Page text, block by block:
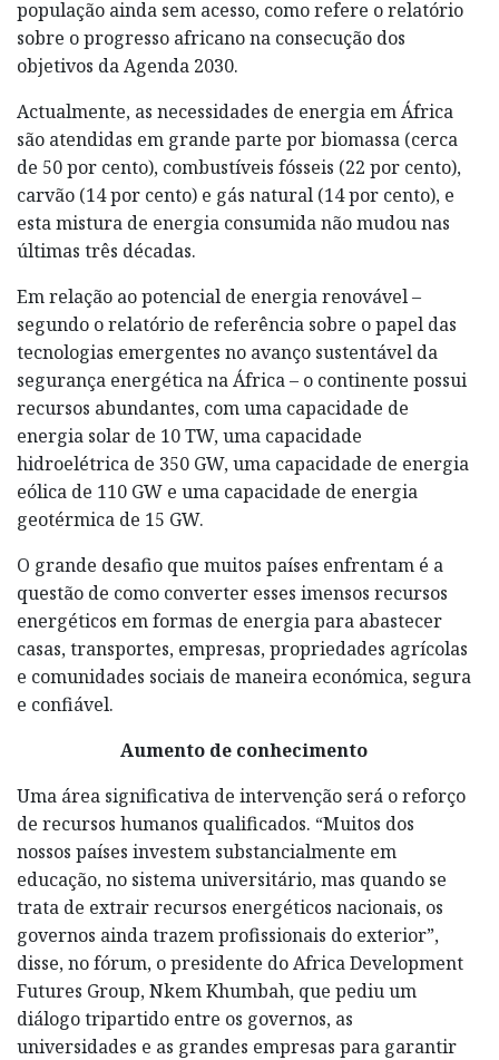
população ainda sem acesso, como refere o relatório
sobre o progresso africano na consecução dos
objetivos da Agenda 2030.
Actualmente, as necessidades de energia em África
são atendidas em grande parte por biomassa (cerca
de 50 por cento), combustíveis fósseis (22 por cento),
carvão (14 por cento) e gás natural (14 por cento), e
esta mistura de energia consumida não mudou nas
últimas três décadas.
Em relação ao potencial de energia renovável –
segundo o relatório de referência sobre o papel das
tecnologias emergentes no avanço sustentável da
segurança energética na África – o continente possui
recursos abundantes, com uma capacidade de
energia solar de 10 TW, uma capacidade
hidroelétrica de 350 GW, uma capacidade de energia
eólica de 110 GW e uma capacidade de energia
geotérmica de 15 GW.
O grande desafio que muitos países enfrentam é a
questão de como converter esses imensos recursos
energéticos em formas de energia para abastecer
casas, transportes, empresas, propriedades agrícolas
e comunidades sociais de maneira económica, segura
e confiável.
Aumento de conhecimento
Uma área significativa de intervenção será o reforço
de recursos humanos qualificados. “Muitos dos
nossos países investem substancialmente em
educação, no sistema universitário, mas quando se
trata de extrair recursos energéticos nacionais, os
governos ainda trazem profissionais do exterior”,
disse, no fórum, o presidente do Africa Development
Futures Group, Nkem Khumbah, que pediu um
diálogo tripartido entre os governos, as
universidades e as grandes empresas para garantir